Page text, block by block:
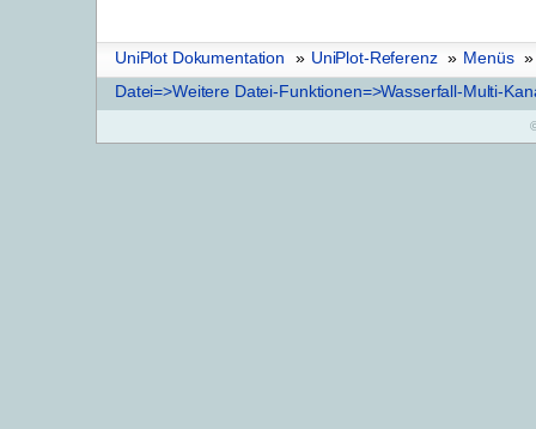
UniPlot Dokumentation » UniPlot-Referenz » Menüs »
Datei=>Weitere Datei-Funktionen=>Wasserfall-Multi-